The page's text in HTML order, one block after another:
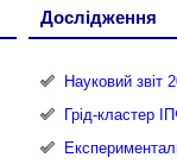
Дослідження
Науковий звіт
Грід-кластер